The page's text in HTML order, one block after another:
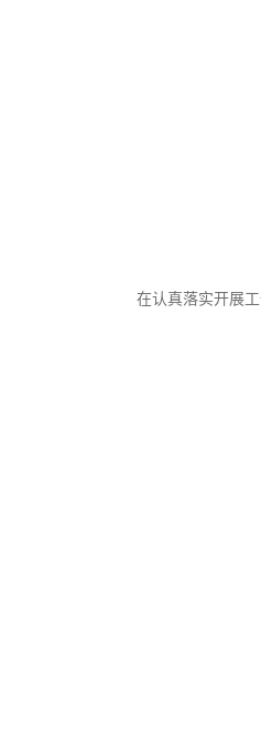
在认真落实开展